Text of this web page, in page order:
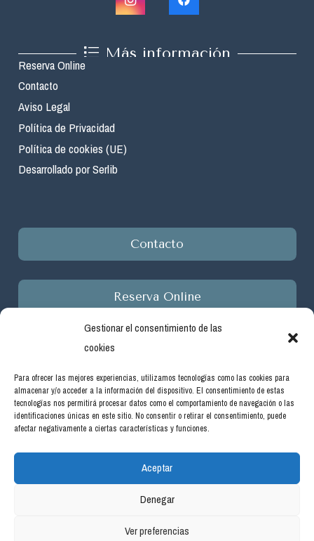
Gestionar el consentimiento de las
cookies
Para ofrecer las mejores experiencias, utilizamos tecnologías como las cookies para
almacenar y/o acceder a la información del dispositivo. El consentimiento de estas
tecnologías nos permitirá procesar datos como el comportamiento de navegación o las
identificaciones únicas en este sitio. No consentir o retirar el consentimiento, puede
afectar negativamente a ciertas características y funciones.
Aceptar
Denegar
Ver preferencias
Más información
Reserva Online
Contacto
Aviso Legal
Política de Privacidad
Política de cookies (UE)
Desarrollado por Serlib
Contacto
Reserva Online
Empresa beneficiaria de ayudas del programa de incentivos
ligados al autoconsumo y almacenamiento, con fuentes de
energía renovable, así como a la implantación de sistemas
térmicos renovables en el sector residencial en el marco del
Plan de Recuperación, Transformación y Resiliencia, financiado